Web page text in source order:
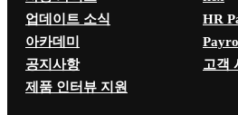
업데이트 소식
아카데미
공지사항
제품 인터뷰 지원
HR
고객